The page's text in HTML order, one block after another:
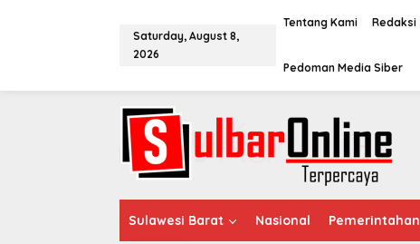
o
Saturday, August 8,
2026
Tentang Kami Redaksi
Pedoman Media Siber
Sulawesi Barat Nasional Pemerintahan